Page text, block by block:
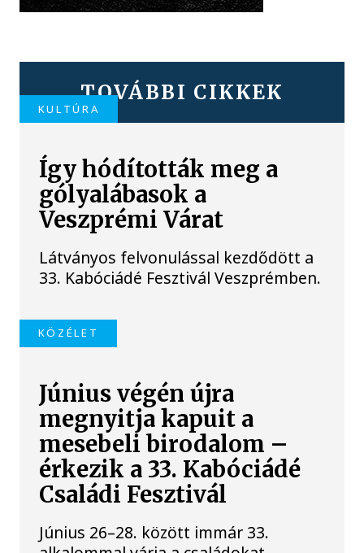
TOVÁBBI CIKKEK
KULTÚRA
Így hódították meg a
gólyalábasok a
Veszprémi Várat
Látványos felvonulással kezdődött a
33. Kabóciádé Fesztivál Veszprémben.
KÖZÉLET
Június végén újra
megnyitja kapuit a
mesebeli birodalom –
érkezik a 33. Kabóciádé
Családi Fesztivál
Június 26–28. között immár 33.